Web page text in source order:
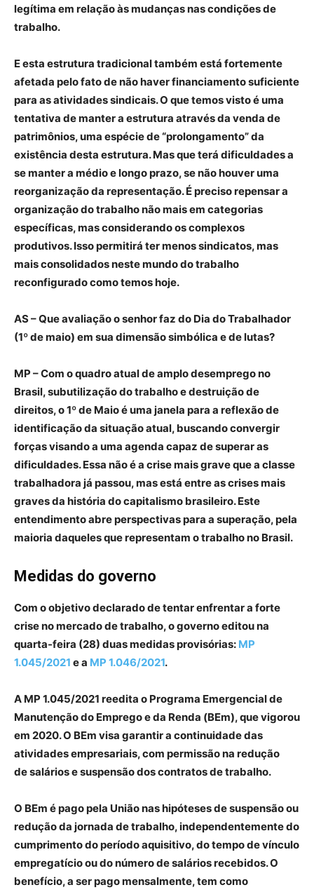
legítima em relação às mudanças nas condições de
trabalho.
E esta estrutura tradicional também está fortemente
afetada pelo fato de não haver financiamento suficiente
para as atividades sindicais. O que temos visto é uma
tentativa de manter a estrutura através da venda de
patrimônios, uma espécie de “prolongamento” da
existência desta estrutura. Mas que terá dificuldades a
se manter a médio e longo prazo, se não houver uma
reorganização da representação. É preciso repensar a
organização do trabalho não mais em categorias
específicas, mas considerando os complexos
produtivos. Isso permitirá ter menos sindicatos, mas
mais consolidados neste mundo do trabalho
reconfigurado como temos hoje.
AS – Que avaliação o senhor faz do Dia do Trabalhador
(1º de maio) em sua dimensão simbólica e de lutas?
MP –Com oquadro atual de amplo desemprego no
Brasil, subutilização do trabalho e destruição de
direitos, o 1º de Maio é uma janela para a reflexão de
identificação da situação atual, buscando convergir
forças visando a uma agenda capaz de superar as
dificuldades. Essa não é a crise mais grave que a classe
trabalhadora já passou, mas está entre as crises mais
graves da história do capitalismo brasileiro. Este
entendimento abre perspectivas para a superação, pela
maioria daqueles que representam o trabalho no Brasil.
Medidas do governo
Com o objetivo declarado de tentar enfrentar a forte
crise no mercado de trabalho, o governo editou na
quarta-feira (28) duas medidas provisórias: MP
1.045/2021 e a MP 1.046/2021.
A MP 1.045/2021 reedita o Programa Emergencial de
Manutenção do Emprego e da Renda (BEm), que vigorou
em 2020. O BEm visa garantir a continuidade das
atividades empresariais, com permissão na redução
de salários e suspensão dos contratos de trabalho.
O BEm é pago pela União nas hipóteses de suspensão ou
redução da jornada de trabalho, independentemente do
cumprimento do período aquisitivo, do tempo de vínculo
empregatício ou do número de salários recebidos. O
benefício, a ser pago mensalmente, tem como